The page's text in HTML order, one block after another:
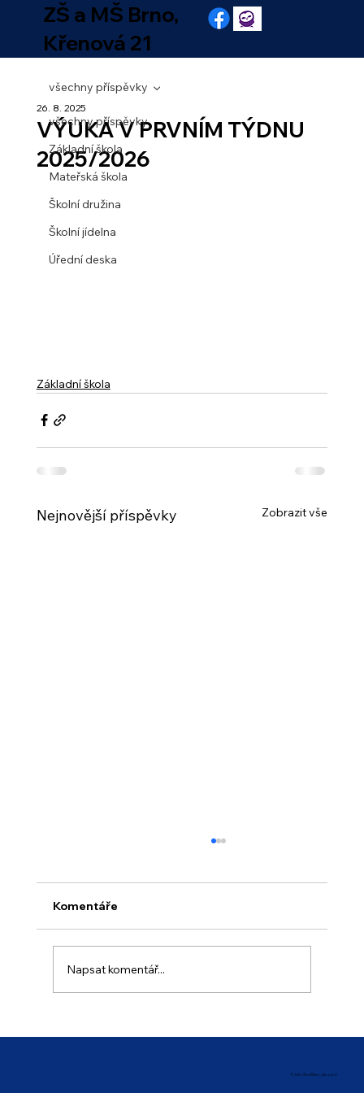
ZŠ a MŠ Brno,
Křenová 21
všechny příspěvky
Základní škola
Mateřská škola
Školní družina
Školní jídelna
Úřední deska
všechny příspěvky
VÝUKA V PRVNÍM TÝDNU
2025/2026
26. 8. 2025
Základní škola
Nejnovější příspěvky Zobrazit vše
Komentáře
Napsat komentář...
© 2025 ZŠ a MŠ Brno, Křenová 21